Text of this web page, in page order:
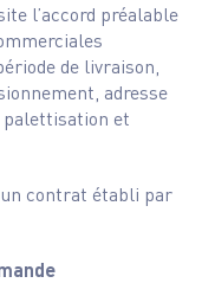
l’accord préalable
de livraison,
adresse
palettisation et
contrat établi par